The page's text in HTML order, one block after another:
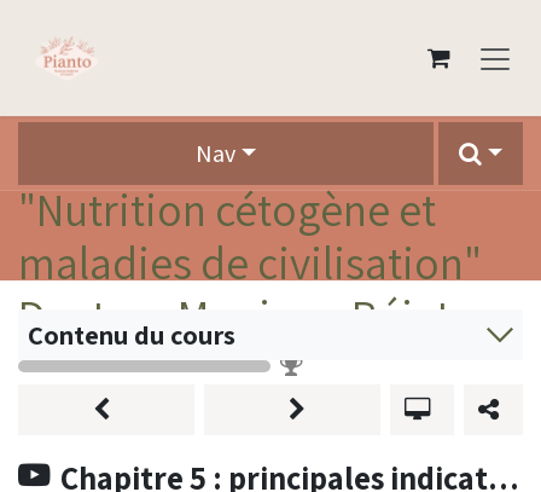
Nav
"Nutrition cétogène et
maladies de civilisation"
Docteur Monique Béjat
Contenu du cours
Chapitre 5 : principales indications thérapeutiques